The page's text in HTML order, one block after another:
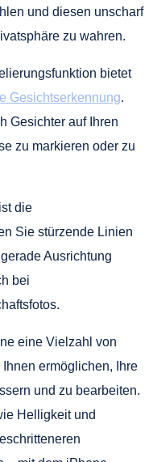
und diesen unscharf
zu wahren.
bietet
Gesichtserkennung.
Gesichter auf Ihren
zu markieren oder zu
die
Sie stürzende Linien
Ausrichtung
bei
eine Vielzahl von
ermöglichen, Ihre
und zu bearbeiten.
Helligkeit und